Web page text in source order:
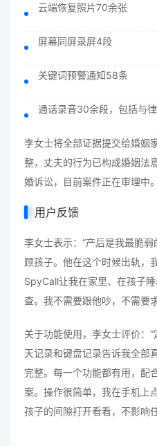
云端恢复照片70余张
屏幕同屏录屏4段
关键词预警通知58条
通话录音30余段，包括与
李女士将全部证据提交给婚姻
整，丈夫的行为已构成婚姻法
婚诉讼，目前案件正在审理中。
用户反馈
李女士表示：“产后是我最脆
顾孩子。他在这个时候出轨，
SpyCall让我在家里、在孩子
查。我不需要跟他吵，不需要
关于功能使用，李女士评价：
天记录和键盘记录告诉我全部
完整。每一个功能都有用，配
案。操作很简单，我在手机上
孩子的间隙打开看看，不影响